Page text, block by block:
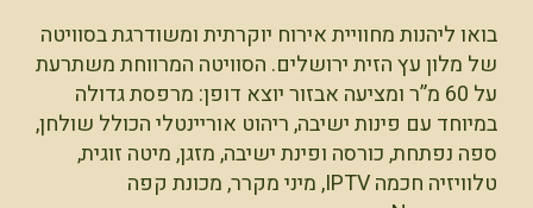
בואו ליהנות מחוויית אירוח יוקרתית ומשודרגת בסוויטה
של מלון עץ הזית ירושלים. הסוויטה המרווחת משתרעת
על 60 מ”ר ומציעה אבזור יוצא דופן: מרפסת גדולה
במיוחד עם פינות ישיבה, ריהוט אוריינטלי הכולל שולחן,
ספה נפתחת, כורסה ופינת ישיבה, מזגן, מיטה זוגית,
טלוויזיה חכמה IPTV, מיני מקרר, מכונת קפה